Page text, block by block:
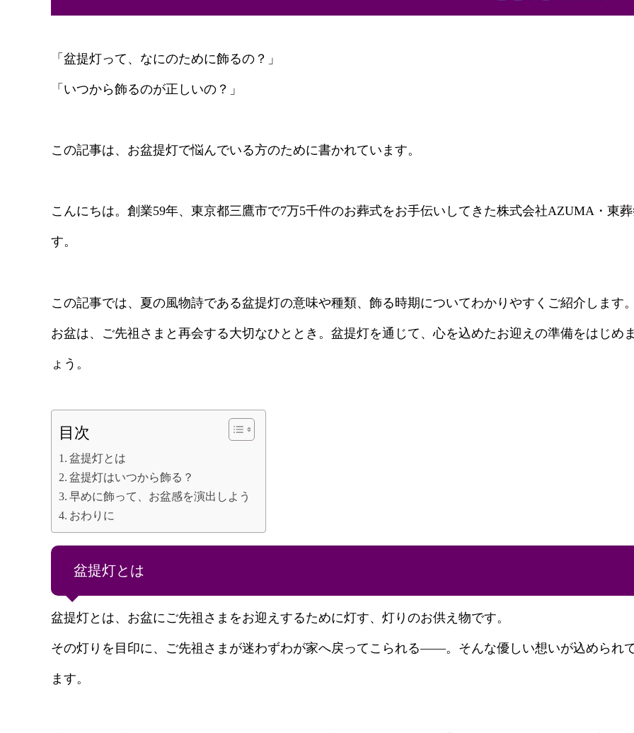
「盆提灯って、なにのために飾るの？」
「いつから飾るのが正しいの？」
この記事は、お盆提灯で悩んでいる方のために書かれています。
こんにちは。創業59年、東京都三鷹市で7万5千件のお葬式をお手伝いしてきた株式会社AZUMA・東
す。
この記事では、夏の風物詩である盆提灯の意味や種類、飾る時期についてわかりやすくご紹介します。
お盆は、ご先祖さまと再会する大切なひととき。盆提灯を通じて、心を込めたお迎えの準備をはじめ
ょう。
目次
盆提灯とは
盆提灯はいつから飾る？
早めに飾って、お盆感を演出しよう
おわりに
盆提灯とは
盆提灯とは、お盆にご先祖さまをお迎えするために灯す、灯りのお供え物です。
その灯りを目印に、ご先祖さまが迷わずわが家へ戻ってこられる――。そんな優しい想いが込められ
ます。